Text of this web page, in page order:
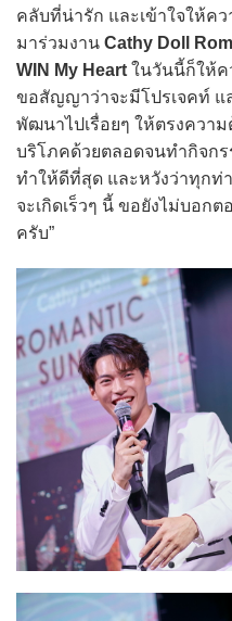
คลับที่น่ารัก และเข้าใจให้ค
มาร่วมงาน Cathy Doll
WIN My Heart ในวันนี้ก็ให้ค
ขอสัญญาว่าจะมีโปรเจคท์ แ
พัฒนาไปเรื่อยๆ ให้ตรงควา
บริโภคด้วยตลอดจนทำกิจก
ทำให้ดีที่สุด และหวังว่าทุกท่
จะเกิดเร็วๆ นี้ ขอยังไม่บอก
ครับ”